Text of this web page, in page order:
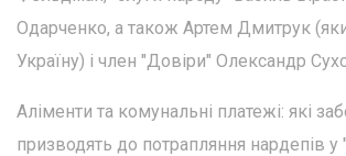
Одарченко, а також Артем Дмитрук
Україну) і член "Довіри" Олександр
Аліменти та комунальні платежі: які
призводять до потрапляння нардепів у